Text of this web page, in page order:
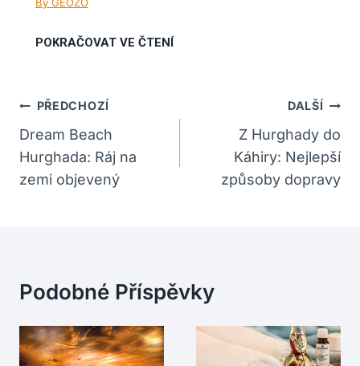
Navigace
Pro
Příspěvek
PŘEDCHOZÍ
Dream Beach
Hurghada: Ráj na
zemi objevený
DALŠÍ
Z Hurghady do
Káhiry: Nejlepší
způsoby dopravy
Podobné Příspěvky